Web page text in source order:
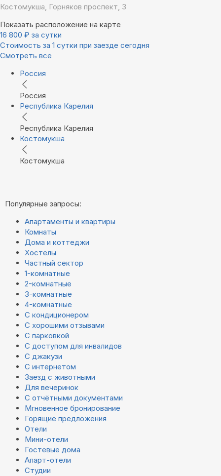
Костомукша, Горняков проспект, 3
Показать расположение на карте
16 800 ₽ за сутки
Стоимость за 1 сутки при заезде сегодня
Смотреть все
Россия
Россия
Республика Карелия
Республика Карелия
Костомукша
Костомукша
Популярные запросы:
Апартаменты и квартиры
Комнаты
Дома и коттеджи
Хостелы
Частный сектор
1-комнатные
2-комнатные
3-комнатные
4-комнатные
С кондиционером
С хорошими отзывами
С парковкой
С доступом для инвалидов
С джакузи
С интернетом
Заезд с животными
Для вечеринок
С отчётными документами
Мгновенное бронирование
Горящие предложения
Отели
Мини-отели
Гостевые дома
Апарт-отели
Студии